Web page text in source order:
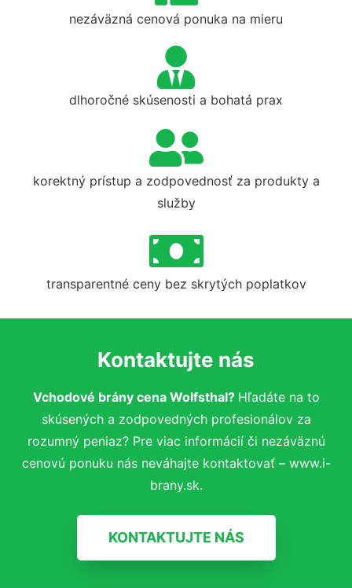
nezáväzná cenová ponuka na mieru
dlhoročné skúsenosti a bohatá prax
korektný prístup a zodpovednosť za produkty a
služby
transparentné ceny bez skrytých poplatkov
Kontaktujte nás
Vchodové brány cena Wolfsthal? Hľadáte na to
skúsených a zodpovedných profesionálov za
rozumný peniaz? Pre viac informácií či nezáväznú
cenovú ponuku nás neváhajte kontaktovať – www.i-
brany.sk.
KONTAKTUJTE NÁS